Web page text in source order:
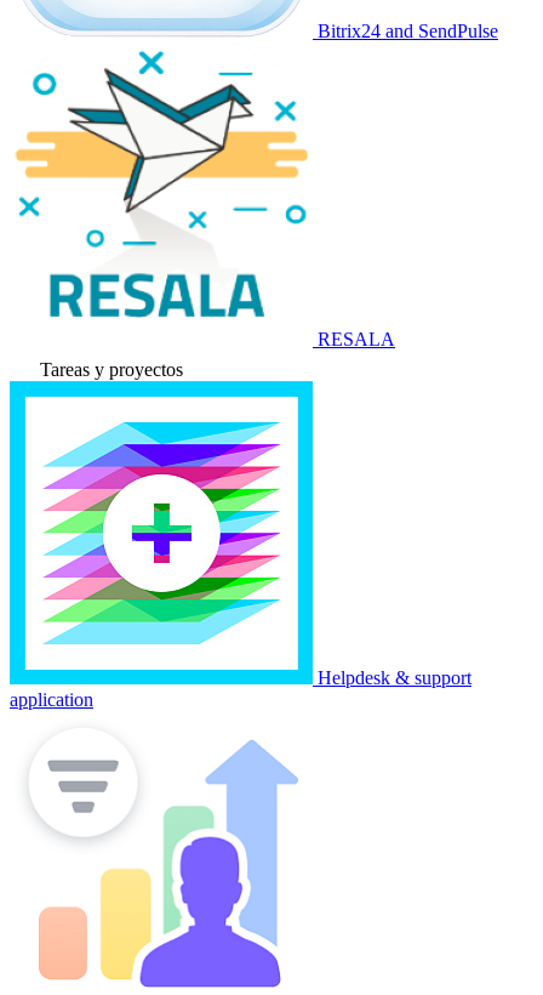
Bitrix24 and SendPulse
RESALA
Tareas y proyectos
Helpdesk & support
application